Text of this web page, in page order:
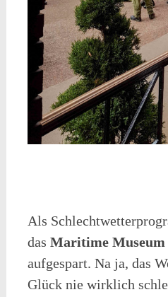
Als
das Maritime
aufgespart. Na ja, das
Glück nie wirklich